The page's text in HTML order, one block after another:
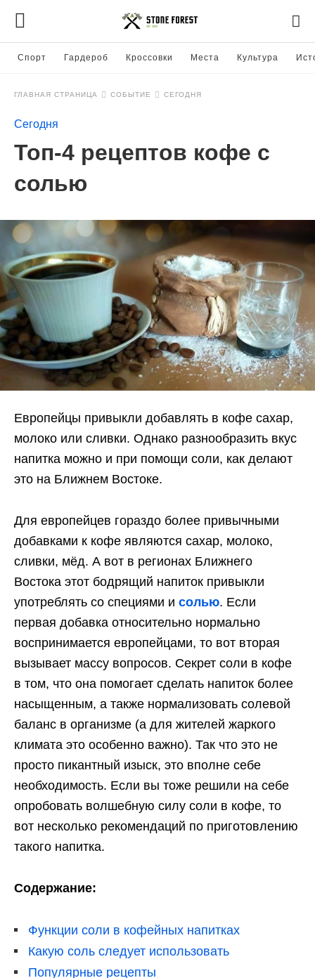
Спорт Гардероб Кроссовки Места Культура
ГЛАВНАЯ СТРАНИЦА СОБЫТИЕ СЕГОДНЯ
Сегодня
Топ-4 рецептов кофе с
солью
Европейцы привыкли добавлять в кофе сахар,
молоко или сливки. Однако разнообразить вкус
напитка можно и при помощи соли, как делают
это на Ближнем Востоке.
Для европейцев гораздо более привычными
добавками к кофе являются сахар, молоко,
сливки, мёд. А вот в регионах Ближнего
Востока этот бодрящий напиток привыкли
употреблять со специями и солью. Если
первая добавка относительно нормально
воспринимается европейцами, то вот вторая
вызывает массу вопросов. Секрет соли в кофе
в том, что она помогает сделать напиток более
насыщенным, а также нормализовать солевой
баланс в организме (а для жителей жаркого
климата это особенно важно). Так что это не
просто пикантный изыск, это вполне себе
необходимость. Если вы тоже решили на себе
опробовать волшебную силу соли в кофе, то
вот несколько рекомендаций по приготовлению
такого напитка.
Содержание:
Функции соли в кофейных напитках
Какую соль следует использовать
Популярные рецепты